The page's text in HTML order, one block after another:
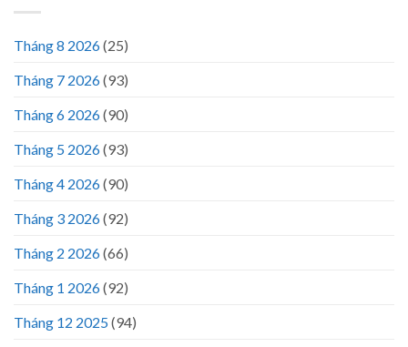
Tháng 8 2026(25)
Tháng 7 2026(93)
Tháng 6 2026(90)
Tháng 5 2026(93)
Tháng 4 2026(90)
Tháng 3 2026(92)
Tháng 2 2026(66)
Tháng 1 2026(92)
Tháng 12 2025(94)